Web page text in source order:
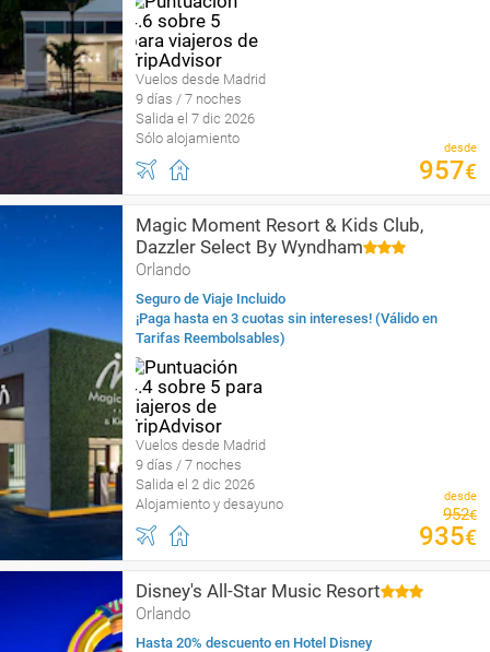
Vuelos desde Madrid
9 días / 7 noches
Salida el 7 dic 2026
Sólo alojamiento
desde
957€
Magic Moment Resort & Kids Club,
Dazzler Select By Wyndham
Orlando
Seguro de Viaje Incluido
¡Paga hasta en 3 cuotas sin intereses! (Válido en
Tarifas Reembolsables)
Vuelos desde Madrid
9 días / 7 noches
Salida el 2 dic 2026
Alojamiento y desayuno
desde
952€
935€
Disney's All-Star Music Resort
Orlando
Hasta 20% descuento en Hotel Disney